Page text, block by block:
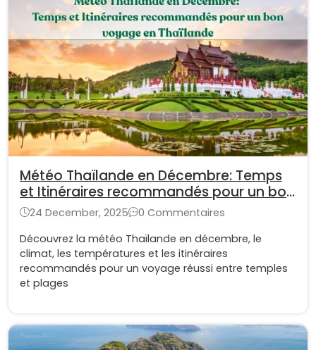
Météo Thaïlande en Décembre: Temps
et Itinéraires recommandés pour un bon
voyage en Thaïlande
24 December, 2025
0 Commentaires
Découvrez la météo Thaïlande en décembre, le
climat, les températures et les itinéraires
recommandés pour un voyage réussi entre temples
et plages